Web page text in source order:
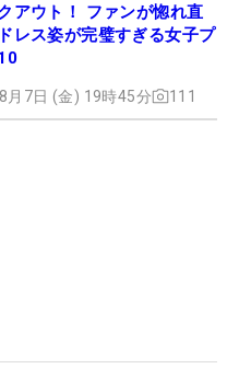
アウト！ ファンが惚れ直
レス姿が完璧すぎる女子プ
月7日 (金) 19時45分 111